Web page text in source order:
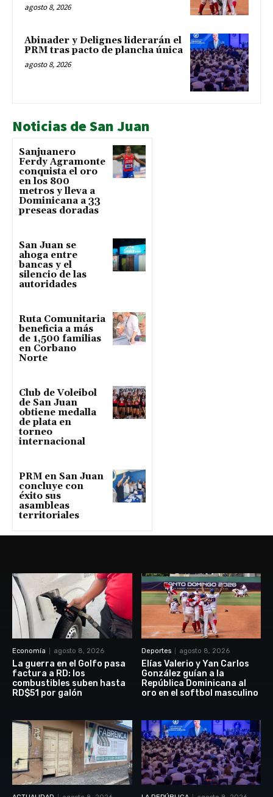
agosto 8, 2026
Abinader y Delignes liderarán el
PRM tras pacto de plancha única
agosto 8, 2026
Noticias de San Juan
Sanjuanero
Ferdy Agramonte
conquista el oro
en los 800
metros y lleva a
Dominicana a 33
preseas doradas
San Juan se
ahoga entre
bancas y el
silencio de las
autoridades
Ruta Comunitaria
beneficia a más
de 1,500 familias
en Corbano
Norte
Club de Voleibol
de San Juan
obtiene medalla
de plata en
torneo
internacional
PRM en San Juan
concluye con
éxito sus
asambleas
territoriales
Economía agosto 8, 2026
La guerra en el Golfo pasa
factura a RD: los
combustibles suben hasta
RD$51 por galón
Deportes agosto 8, 2026
Elías Valerio y Yan Carlos
González guían a la
República Dominicana al
oro en el softbol masculino